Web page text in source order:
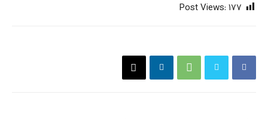
Post Views: ۱۷۷